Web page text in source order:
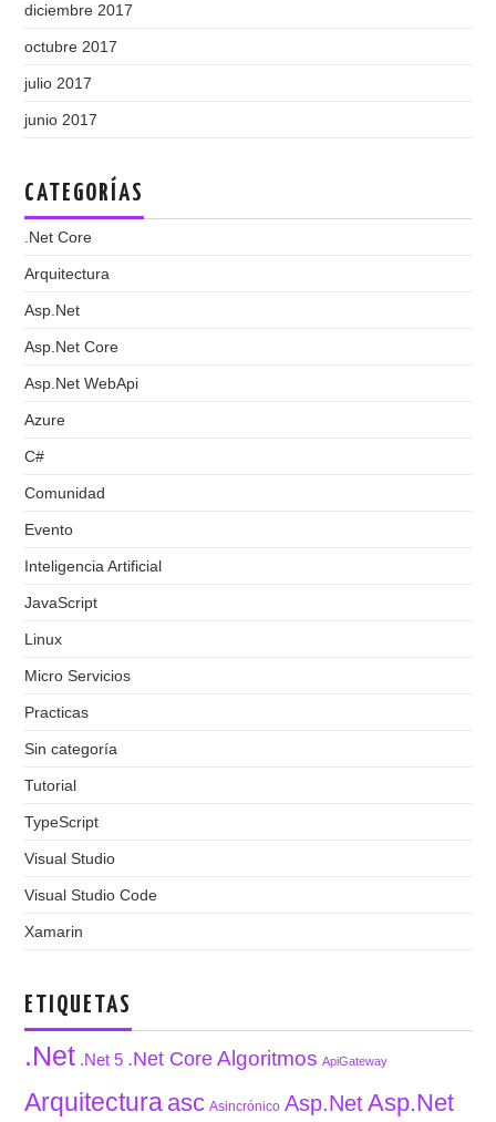
diciembre 2017
octubre 2017
julio 2017
junio 2017
CATEGORÍAS
.Net Core
Arquitectura
Asp.Net
Asp.Net Core
Asp.Net WebApi
Azure
C#
Comunidad
Evento
Inteligencia Artificial
JavaScript
Linux
Micro Servicios
Practicas
Sin categoría
Tutorial
TypeScript
Visual Studio
Visual Studio Code
Xamarin
ETIQUETAS
.Net .Net 5 .Net Core Algoritmos ApiGateway
Arquitectura asc Asincrónico Asp.Net Asp.Net